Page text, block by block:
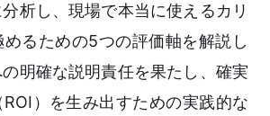
析し、現場で本当に使えるカリ
るための5つの評価軸を解説し
明確な説明責任を果たし、確実
）を生み出すための実践的な